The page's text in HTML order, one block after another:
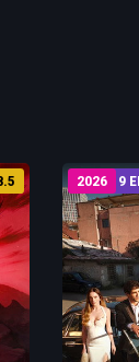
9
2026